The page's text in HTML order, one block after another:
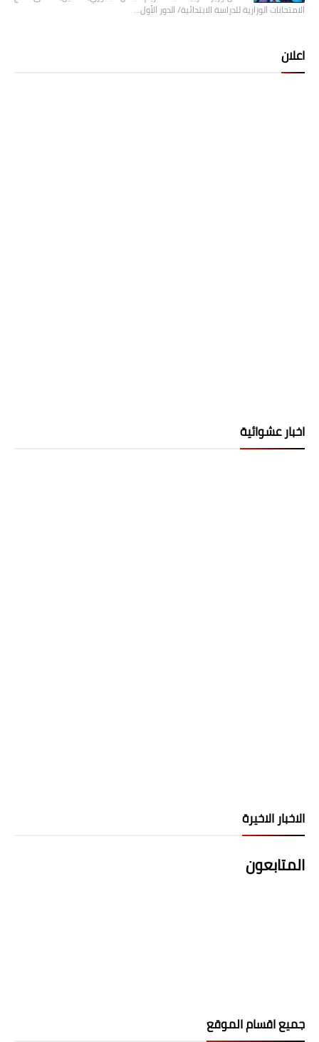
الامتحانات الوزارية للدراسة الابتدائية/ الدور الأول…
اعلان
اخبار عشوائية
الاخبار الاخيرة
المتابعون
جميع اقسام الموقع